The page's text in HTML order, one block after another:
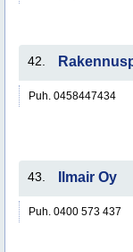
42.
Puh. 0458447434
43. Ilmair Oy
Puh. 0400 573 437